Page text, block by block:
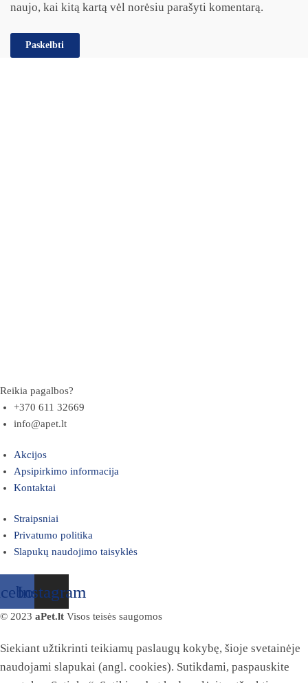
naujo, kai kitą kartą vėl norėsiu parašyti komentarą.
Reikia pagalbos?
+370 611 32669
info@apet.lt
Akcijos
Apsipirkimo informacija
Kontaktai
Straipsniai
Privatumo politika
Slapukų naudojimo taisyklės
Instagram
© 2023 aPet.lt Visos teisės saugomos
Siekiant užtikrinti teikiamų paslaugų kokybę, šioje svetainėje
naudojami slapukai (angl. cookies). Sutikdami, paspauskite